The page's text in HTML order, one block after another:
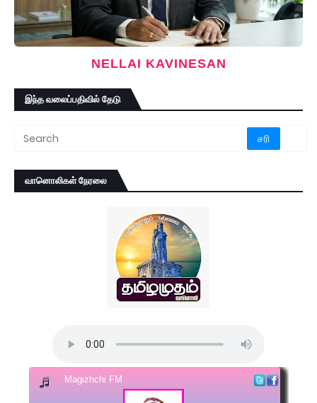
NELLAI KAVINESAN
இந்த வலைப்பதிவில் தேடு
வானொலிகள் நேரலை